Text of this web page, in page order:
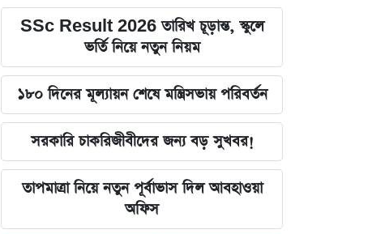
SSc Result 2026 তারিখ চূড়ান্ত, স্কুলে
ভর্তি নিয়ে নতুন নিয়ম
১৮০ দিনের মূল্যায়ন শেষে মন্ত্রিসভায় পরিবর্তন
সরকারি চাকরিজীবীদের জন্য বড় সুখবর!
তাপমাত্রা নিয়ে নতুন পূর্বাভাস দিল আবহাওয়া
অফিস